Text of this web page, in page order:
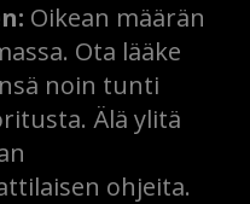
Oikean määrän
Ota lääke
noin tunti
Älä ylitä
ohjeita.